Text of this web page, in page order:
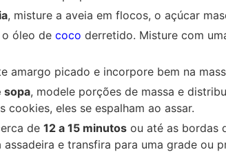
, misture a aveia em flocos, o açúcar
o óleo decoco derretido. Misture com
amargo picado e incorpore bem na
sopa, modele porções de massa e
cookies, eles se espalham ao assar.
de12 a 15 minutos ou até as bordas
e transfira para uma grade ou